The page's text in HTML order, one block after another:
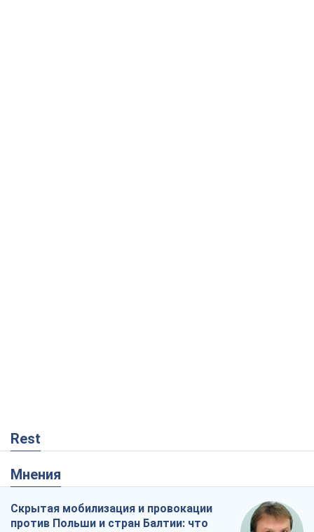
Rest
Мнения
Скрытая мобилизация и провокации
против Польши и стран Балтии: что